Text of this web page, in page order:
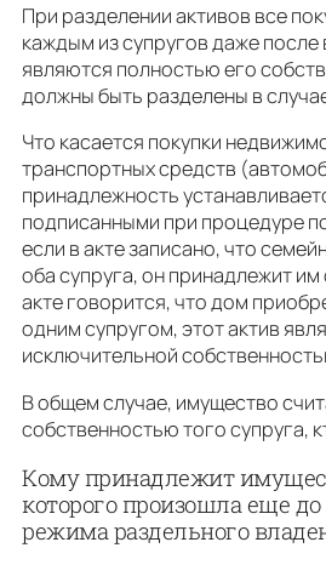
При разделении активов все
каждым из супругов даже после
являются полностью его
должны быть разделены в
Что касается покупки
транспортных средств
принадлежность
подписанными при процедуре
если в акте записано, что
оба супруга, он принадлежит
акте говорится, что дом
одним супругом, этот актив
исключительной
В общем случае, имущество
собственностью того супруга,
Кому принадлежит
которого произошла еще
режима раздельного